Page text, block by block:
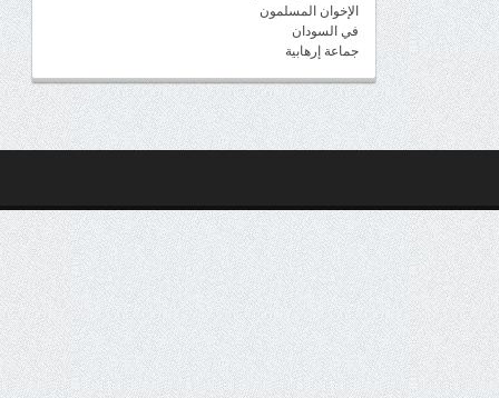
الإخوان المسلمون
في السودان
جماعة إرهابية